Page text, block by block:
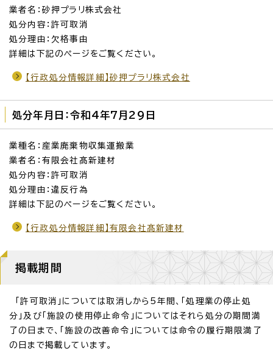
業者名：砂押プラリ株式会社
処分内容：許可取消
処分理由：欠格事由
詳細は下記のページをご覧ください。
【行政処分情報詳細】砂押プラリ株式会社
処分年月日：令和4年7月29日
業種名：産業廃棄物収集運搬業
業者名：有限会社髙新建材
処分内容：許可取消
処分理由：違反行為
詳細は下記のページをご覧ください。
【行政処分情報詳細】有限会社髙新建材
掲載期間
「許可取消」については取消しから5年間、「処理業の停止処
分」及び「施設の使用停止命令」についてはそれら処分の期間満
了の日まで、「施設の改善命令」については命令の履行期限満了
の日まで掲載しています。